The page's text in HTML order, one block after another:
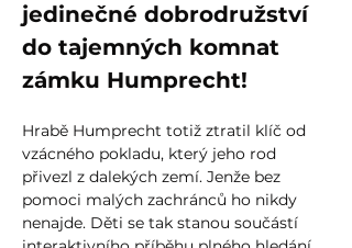
jedinečné dobrodružství
do tajemných komnat
zámku Humprecht!
Hrabě Humprecht totiž ztratil klíč od
vzácného pokladu, který jeho rod
přivezl z dalekých zemí. Jenže bez
pomoci malých zachránců ho nikdy
nenajde. Děti se tak stanou součástí